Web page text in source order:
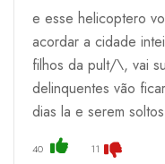
e esse helicoptero
acordar a cidade
filhos da pult/\, vai
delinquentes vão
dias la e serem
40 11